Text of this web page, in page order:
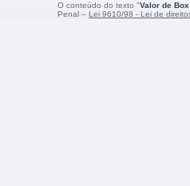
O conteúdo do texto "Valor de
Penal – Lei 9610/98 - Lei de